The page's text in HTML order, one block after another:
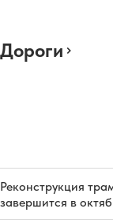
Дороги
Реконструкция
завершится в